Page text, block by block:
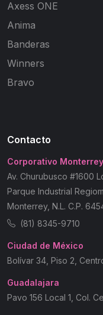
Axess ONE
Anima
Banderas
Winners
Bravo
Contacto
Corporativo Monterrey
Av. Churubusco #1600
Parque Industrial
Monterrey, N.L. C.P.
(81) 8345-9710
Ciudad de México
Bolívar 34, Piso 2,
Guadalajara
Pavo 156 Local 1, Col.